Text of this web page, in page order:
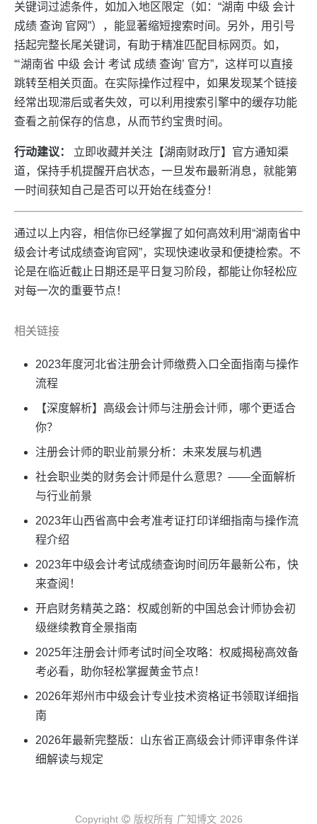
关键词过滤条件，如加入地区限定（如：“湖南 中级 会计
成绩 查询 官网”），能显著缩短搜索时间。另外，用引号
括起完整长尾关键词，有助于精准匹配目标网页。如，
“‘湖南省 中级 会计 考试 成绩 查询’ 官方”，这样可以直接
跳转至相关页面。在实际操作过程中，如果发现某个链接
经常出现滞后或者失效，可以利用搜索引擎中的缓存功能
查看之前保存的信息，从而节约宝贵时间。
行动建议：
立即收藏并关注【湖南财政厅】官方通知渠
道，保持手机提醒开启状态，一旦发布最新消息，就能第
一时间获知自己是否可以开始在线查分！
通过以上内容，相信你已经掌握了如何高效利用“湖南省中
级会计考试成绩查询官网”，实现快速收录和便捷检索。不
论是在临近截止日期还是平日复习阶段，都能让你轻松应
对每一次的重要节点！
相关链接
2023年度河北省注册会计师缴费入口全面指南与操作
流程
【深度解析】高级会计师与注册会计师，哪个更适合
你？
注册会计师的职业前景分析：未来发展与机遇
社会职业类的财务会计师是什么意思？——全面解析
与行业前景
2023年山西省高中会考准考证打印详细指南与操作流
程介绍
2023年中级会计考试成绩查询时间历年最新公布，快
来查阅！
开启财务精英之路：权威创新的中国总会计师协会初
级继续教育全景指南
2025年注册会计师考试时间全攻略：权威揭秘高效备
考必看，助你轻松掌握黄金节点！
2026年郑州市中级会计专业技术资格证书领取详细指
南
2026年最新完整版：山东省正高级会计师评审条件详
细解读与规定
Copyright 版权所有 广知博文 2026